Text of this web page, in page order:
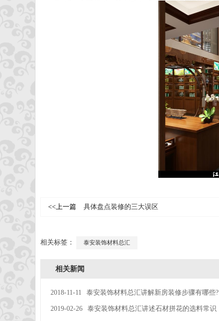
<<上一篇 具体盘点装修的三大误区
相关标签： 泰安装饰材料总汇
相关新闻
2018-11-11 泰安装饰材料总汇讲解新房装修步骤有哪些?
2019-02-26 泰安装饰材料总汇讲述石材拼花的选料常识